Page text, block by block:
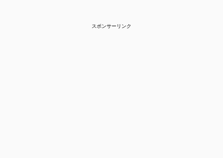
スポンサーリンク